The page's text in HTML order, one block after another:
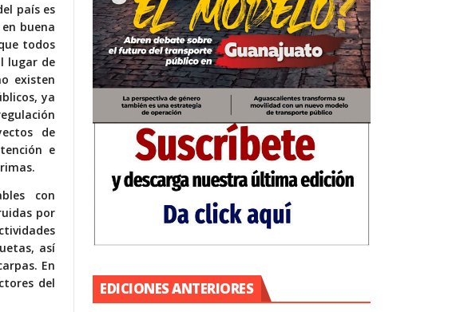
país es
buena
todos
lugar de
existen
ya
de
e
con
por
así
En
del
EDICIONES ANTERIORES